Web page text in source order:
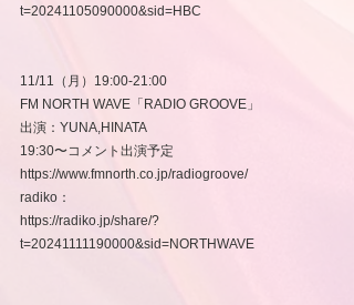
t=20241105090000&sid=HBC
11/11（月）19:00-21:00
FM NORTH WAVE「RADIO GROOVE」
出演：YUNA,HINATA
19:30〜コメント出演予定
https://www.fmnorth.co.jp/radiogroove/
radiko：
https://radiko.jp/share/?
t=20241111190000&sid=NORTHWAVE